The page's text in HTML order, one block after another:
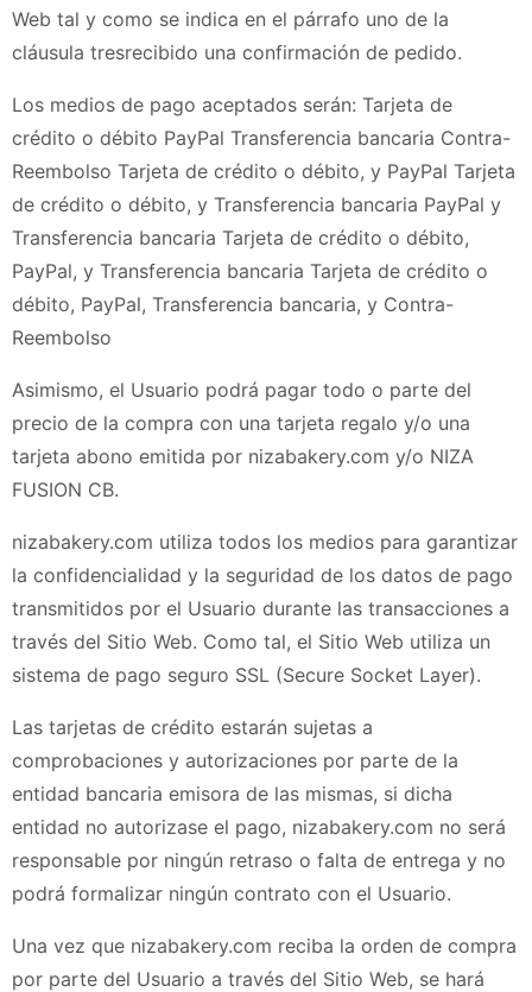
Web tal y como se indica en el párrafo uno de la
cláusula tresrecibido una confirmación de pedido.
Los medios de pago aceptados serán: Tarjeta de
crédito o débito PayPal Transferencia bancaria Contra-
Reembolso Tarjeta de crédito o débito, y PayPal Tarjeta
de crédito o débito, y Transferencia bancaria PayPal y
Transferencia bancaria Tarjeta de crédito o débito,
PayPal, y Transferencia bancaria Tarjeta de crédito o
débito, PayPal, Transferencia bancaria, y Contra-
Reembolso
Asimismo, el Usuario podrá pagar todo o parte del
precio de la compra con una tarjeta regalo y/o una
tarjeta abono emitida por nizabakery.com y/o NIZA
FUSION CB.
nizabakery.com utiliza todos los medios para garantizar
la confidencialidad y la seguridad de los datos de pago
transmitidos por el Usuario durante las transacciones a
través del Sitio Web. Como tal, el Sitio Web utiliza un
sistema de pago seguro SSL (Secure Socket Layer).
Las tarjetas de crédito estarán sujetas a
comprobaciones y autorizaciones por parte de la
entidad bancaria emisora de las mismas, si dicha
entidad no autorizase el pago, nizabakery.com no será
responsable por ningún retraso o falta de entrega y no
podrá formalizar ningún contrato con el Usuario.
Una vez que nizabakery.com reciba la orden de compra
por parte del Usuario a través del Sitio Web, se hará